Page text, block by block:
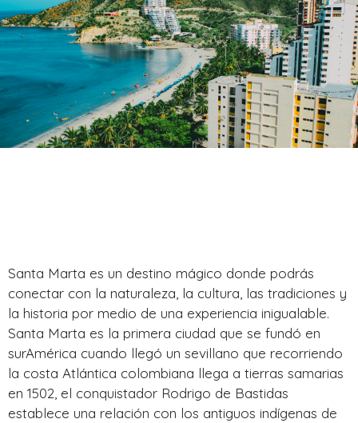
Santa Marta es un destino mágico donde podrás
conectar con la naturaleza, la cultura, las tradiciones y
la historia por medio de una experiencia inigualable.
Santa Marta es la primera ciudad que se fundó en
surAmérica cuando llegó un sevillano que recorriendo
la costa Atlántica colombiana llega a tierras samarias
en 1502, el conquistador Rodrigo de Bastidas
establece una relación con los antiguos indígenas de